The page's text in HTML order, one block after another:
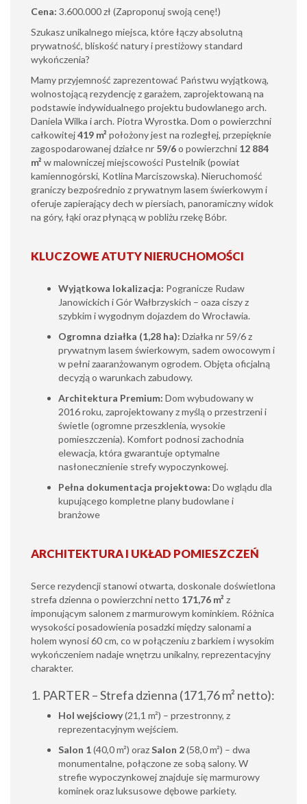
Cena: 3.600.000 zł (Zaproponuj swoją cenę!)
Szukasz unikalnego miejsca, które łączy absolutną
prywatność, bliskość natury i prestiżowy standard
wykończenia?
Mamy przyjemność zaprezentować Państwu wyjątkową,
wolnostojącą rezydencję z garażem, zaprojektowaną na
podstawie indywidualnego projektu budowlanego arch.
Daniela Wilka i arch. Piotra Wyrostka. Dom o powierzchni
całkowitej419 m² położony jest na rozległej, przepięknie
zagospodarowanej działce nr 59/6o powierzchni 12 884
m² w malowniczej miejscowości Pustelnik (powiat
kamiennogórski, Kotlina Marciszowska). Nieruchomość
graniczy bezpośrednio z prywatnym lasem świerkowym i
oferuje zapierający dech w piersiach, panoramiczny widok
na góry, łąki oraz płynącą w pobliżu rzekę Bóbr.
KLUCZOWE ATUTY NIERUCHOMOŚCI
Wyjątkowa lokalizacja: Pogranicze Rudaw
Janowickich i Gór Wałbrzyskich – oaza ciszy z
szybkim i wygodnym dojazdem do Wrocławia.
Ogromna działka (1,28 ha): Działka nr 59/6 z
prywatnym lasem świerkowym, sadem owocowym i
w pełni zaaranżowanym ogrodem. Objęta oficjalną
decyzją o warunkach zabudowy.
Architektura Premium: Dom wybudowany w
2016 roku, zaprojektowany z myślą o przestrzeni i
świetle (ogromne przeszklenia, wysokie
pomieszczenia). Komfort podnosi zachodnia
elewacja, która gwarantuje optymalne
nasłonecznienie strefy wypoczynkowej.
Pełna dokumentacja projektowa: Do wglądu dla
kupującego kompletne plany budowlane i
branżowe
ARCHITEKTURA I UKŁAD POMIESZCZEŃ
Serce rezydencji stanowi otwarta, doskonale doświetlona
strefa dzienna o powierzchni netto 171,76 m² z
imponującym salonem z marmurowym kominkiem. Różnica
wysokości posadowienia posadzki między salonami a
holem wynosi 60 cm, co w połączeniu z barkiem i wysokim
wykończeniem nadaje wnętrzu unikalny, reprezentacyjny
charakter.
1. PARTER – Strefa dzienna (171,76 m² netto):
Hol wejściowy(21,1 m²) – przestronny, z
reprezentacyjnym wejściem.
Salon 1(40,0 m²) orazSalon 2(58,0 m²) – dwa
monumentalne, połączone ze sobą salony. W
strefie wypoczynkowej znajduje się marmurowy
kominek oraz luksusowe dębowe parkiety.